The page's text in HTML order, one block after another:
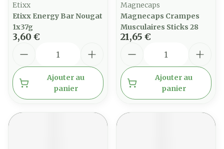
Etixx
Etixx Energy Bar Nougat
1x37g
3,60 €
Ajouter au
panier
Magnecaps
Magnecaps Crampes
Musculaires Sticks 28
21,65 €
Ajouter au
panier